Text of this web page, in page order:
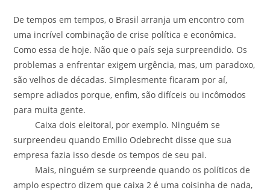
De tempos em tempos, o Brasil arranja um encontro com
uma incrível combinação de crise política e econômica.
Como essa de hoje. Não que o país seja surpreendido. Os
problemas a enfrentar exigem urgência, mas, um paradoxo,
são velhos de décadas. Simplesmente ficaram por aí,
sempre adiados porque, enfim, são difíceis ou incômodos
para muita gente.
Caixa dois eleitoral, por exemplo. Ninguém se
surpreendeu quando Emilio Odebrecht disse que sua
empresa fazia isso desde os tempos de seu pai.
Mais, ninguém se surpreende quando os políticos de
amplo espectro dizem que caixa 2 é uma coisinha de nada,